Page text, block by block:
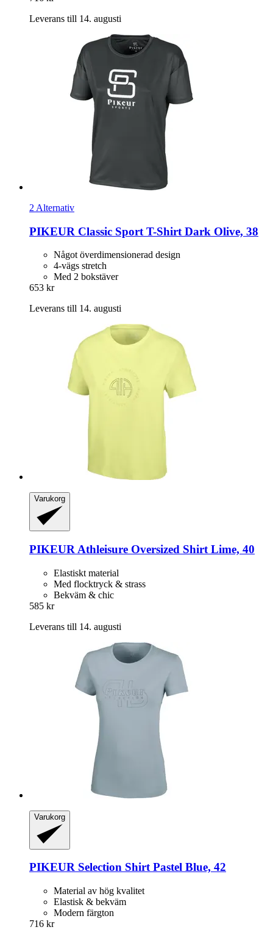
Leverans till 14. augusti
2 Alternativ
PIKEUR Classic Sport T-​Shirt Dark Olive, 38
Något överdimensionerad design
4-vägs stretch
Med 2 bokstäver
653 kr
Leverans till 14. augusti
Varukorg
PIKEUR Athleisure Oversized Shirt Lime, 40
Elastiskt material
Med flocktryck & strass
Bekväm & chic
585 kr
Leverans till 14. augusti
Varukorg
PIKEUR Selection Shirt Pastel Blue, 42
Material av hög kvalitet
Elastisk & bekväm
Modern färgton
716 kr